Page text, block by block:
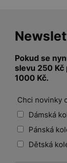
Pokud se
slevu 250
1000 Kč.
Chci novinky
Dámská
Pánská
Dětská